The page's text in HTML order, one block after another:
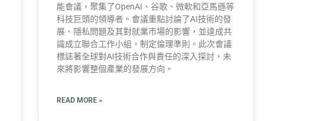
能會議，聚集了OpenAI、谷歌、微軟和亞馬遜等
科技巨頭的領導者。會議重點討論了AI技術的發
展、隱私問題及其對就業市場的影響，並達成共
識成立聯合工作小組，制定倫理準則。此次會議
標誌著全球對AI技術合作與責任的深入探討，未
來將影響整個產業的發展方向。
READ MORE »